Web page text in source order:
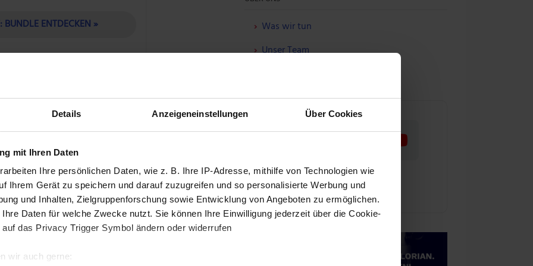
Details Anzeigeneinstellungen Über Cookies
mit Ihren Daten
Ihre persönlichen Daten, wie z. B. Ihre IP-Adresse, mithilfe von Technologien wie
Ihrem Gerät zu speichern und darauf zuzugreifen und so personalisierte Werbung und
und Inhalten, Zielgruppenforschung sowie Entwicklung von Angeboten zu ermöglichen.
Daten für welche Zwecke nutzt. Sie können Ihre Einwilligung jederzeit über die Cookie-
das Privacy Trigger Symbol ändern oder widerrufen
wir auch gerne:
BUNDLE ENTDECKEN »
sagen, dass Nvidia mittlerweile einen
Rekorde sind also kein Selbstläufer mehr.
Riesen
Tech-Giganten hilft:Applegalt nach dem
aufgrund fortlaufender
weiter.
bis die Cloud den Durchbruch brachte.
blieb, wurde am Ende belohnt. Nvidia
Was wir tun
Unser Team